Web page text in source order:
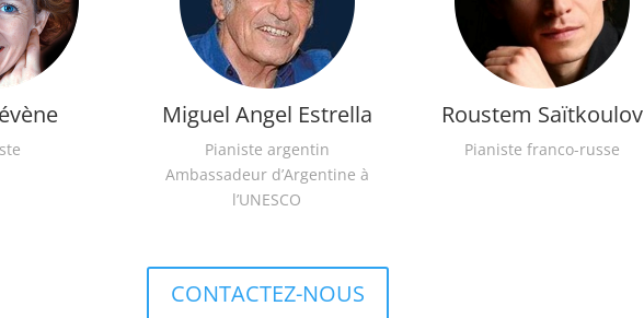
Miguel Angel Estrella
Pianiste argentin
Ambassadeur d’Argentine à
l’UNESCO
Roustem Saïtkoulov
Pianiste franco-russe
CONTACTEZ-NOUS